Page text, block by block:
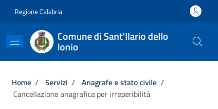
Regione Calabria
Comune di Sant'Ilario dello
Ionio
Briciole di pane
Home / Servizi / Anagrafe e stato civile /
Cancellazione anagrafica per irreperibilità